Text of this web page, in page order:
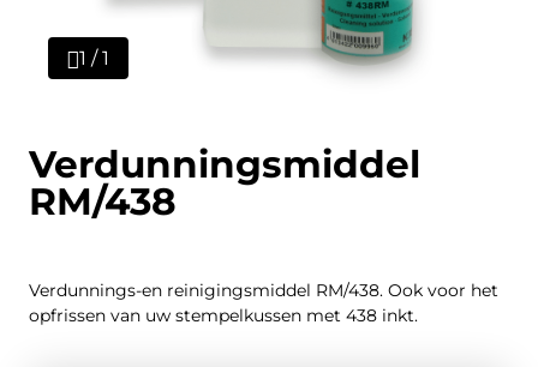
1 / 1
Verdunningsmiddel
RM/438
Verdunnings-en reinigingsmiddel RM/438. Ook voor het
opfrissen van uw stempelkussen met 438 inkt.